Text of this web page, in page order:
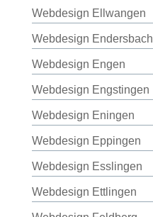
Webdesign Ellwangen
Webdesign Endersbach
Webdesign Engen
Webdesign Engstingen
Webdesign Eningen
Webdesign Eppingen
Webdesign Esslingen
Webdesign Ettlingen